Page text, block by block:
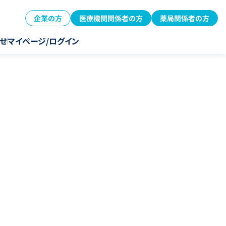
企業の方 医療機関関係者の方 薬局関係者の方
マイページ/ログイン